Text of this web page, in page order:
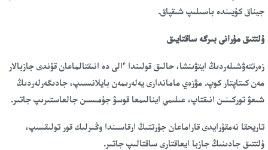
جيناق كۇيىندە باسىلىپ شىقپاق.
ۇلتتىق مۇرانى بىرگە ساقتايىق
زەرتتەۋشىلەردىڭ ايتۋىنشا، حالىق قولىندا ءالى دە انىقتالماعان قۇندى جازبالار
مەن كىتاپتار كوپ. مۋزەي ماماندارى يەلەرىمەن بايلانىسىپ، جادىگەرلەردىڭ
شىعۋ توركىنىن انىقتاپ، عىلىمي اينالىمعا قوسۋ جۇمىسىن جالعاستىرىپ جاتىر.
تاريحقا نەمقۇرايدى قاراماعان جۇرتتىڭ ارقاسىندا وڭىرلىك قور تولىقسىپ،
ۇلتتىق جادىنىڭ جازبا ايعاقتارى ساقتالىپ جاتىر.